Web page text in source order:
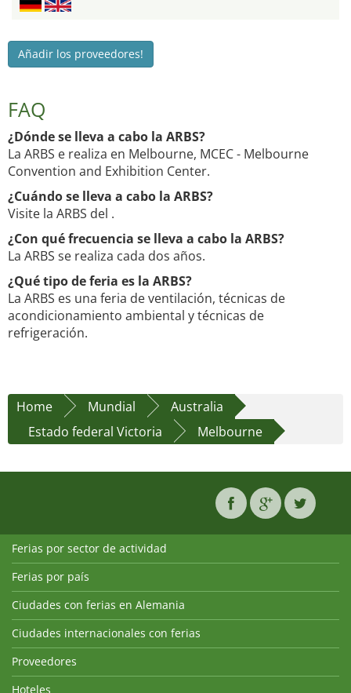
Añadir los proveedores!
FAQ
¿Dónde se lleva a cabo la ARBS?
La ARBS e realiza en Melbourne, MCEC - Melbourne
Convention and Exhibition Center.
¿Cuándo se lleva a cabo la ARBS?
Visite la ARBS del .
¿Con qué frecuencia se lleva a cabo la ARBS?
La ARBS se realiza cada dos años.
¿Qué tipo de feria es la ARBS?
La ARBS es una feria de ventilación, técnicas de
acondicionamiento ambiental y técnicas de
refrigeración.
Home Mundial
Australia
Estado federal Victoria
Melbourne
Ferias por sector de actividad
Ferias por país
Ciudades con ferias en Alemania
Ciudades internacionales con ferias
Proveedores
Hoteles